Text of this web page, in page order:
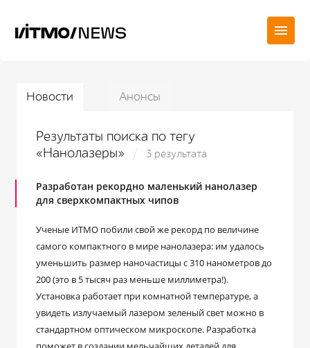
Новости Анонсы
Результаты поиска по тегу
«Нанолазеры»
3 результата
Разработан рекордно маленький нанолазер
для сверхкомпактных чипов
Ученые ИТМО побили свой же рекорд по величине
самого компактного в мире нанолазера: им удалось
уменьшить размер наночастицы с 310 нанометров до
200 (это в 5 тысяч раз меньше миллиметра!).
Установка работает при комнатной температуре, а
увидеть излучаемый лазером зеленый свет можно в
стандартном оптическом микроскопе. Разработка